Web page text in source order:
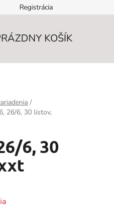
Registrácia
KOŠÍK
/
26/6, 30 listov,
6, 30